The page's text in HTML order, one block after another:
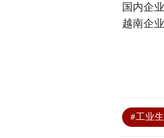
国内企
越南企
#工业